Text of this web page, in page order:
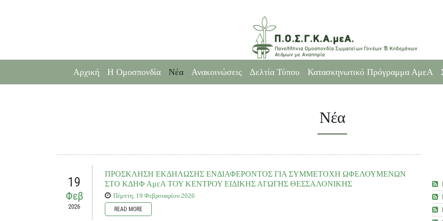
Αρχική Η Ομοσπονδία Νέα Ανακοινώσεις Δελτία Τύπου Κατασκηνωτικό Πρόγραμμα ΑμεΑ
Νέα
19
Φεβ
2026
ΠΡΟΣΚΛΗΣΗ ΕΚΔΗΛΩΣΗΣ ΕΝΔΙΑΦΕΡΟΝΤΟΣ ΓΙΑ ΣΥΜΜΕΤΟΧΗ ΩΦΕΛΟΥΜΕΝΩΝ
ΣΤΟ ΚΔΗΦ ΑμεΑ ΤΟΥ ΚΕΝΤΡΟΥ ΕΙΔΙΚΗΣ ΑΓΩΓΗΣ ΘΕΣΣΑΛΟΝΙΚΗΣ
Πέμπτη, 19 Φεβρουαρίου 2026
READ MORE